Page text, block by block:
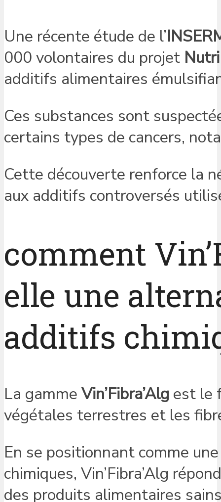
Une récente étude de l’
000 volontaires du projet
additifs alimentaires
Ces substances sont
certains types de cancers,
Cette découverte renforce la
aux additifs controversés
comment
elle une
additifs
La gamme Vin’Fibra’Alg est le
végétales terrestres et les
En se positionnant comme
chimiques, Vin’Fibra’Alg
des produits alimentaires